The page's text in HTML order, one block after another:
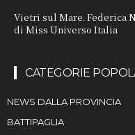
Vietri sul Mare. Federica
di Miss Universo Italia
CATEGORIE
NEWS DALLA PROVINCIA
BATTIPAGLIA